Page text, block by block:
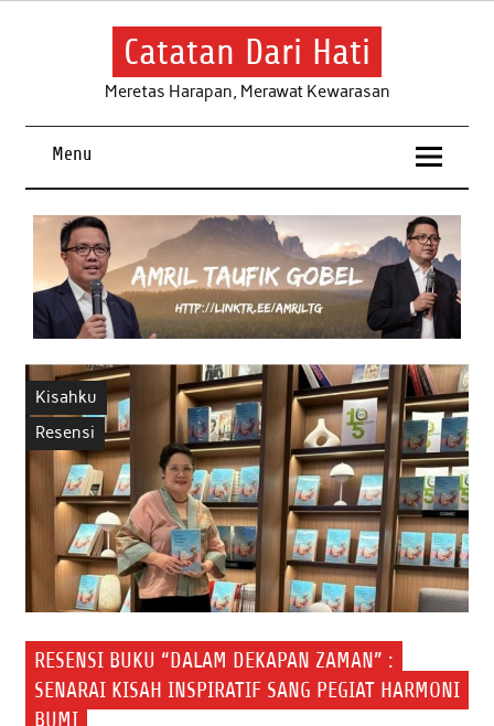
Skip
Catatan Dari Hati
Meretas Harapan, Merawat Kewarasan
Menu
Kisahku
Resensi
RESENSI BUKU “DALAM DEKAPAN ZAMAN” :
SENARAI KISAH INSPIRATIF SANG PEGIAT HARMONI
BUMI